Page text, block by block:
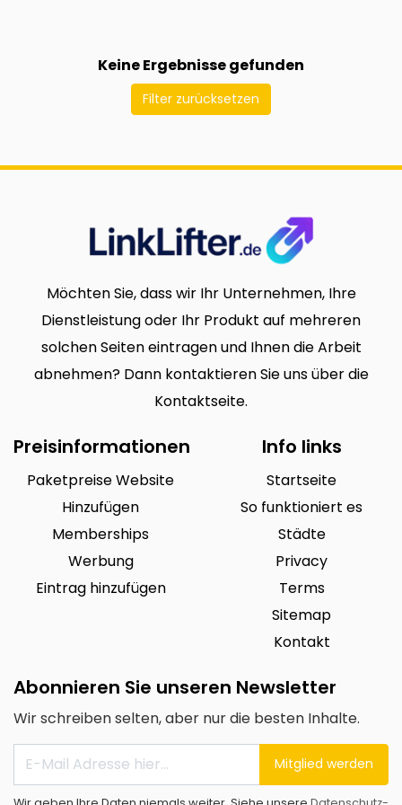
Keine Ergebnisse gefunden
Filter zurücksetzen
Möchten Sie, dass wir Ihr Unternehmen, Ihre
Dienstleistung oder Ihr Produkt auf mehreren
solchen Seiten eintragen und Ihnen die Arbeit
abnehmen? Dann kontaktieren Sie uns über die
Kontaktseite.
Preisinformationen
Paketpreise Website
Hinzufügen
Memberships
Werbung
Eintrag hinzufügen
Info links
Startseite
So funktioniert es
Städte
Privacy
Terms
Sitemap
Kontakt
Abonnieren Sie unseren Newsletter
Wir schreiben selten, aber nur die besten Inhalte.
Mitglied werden